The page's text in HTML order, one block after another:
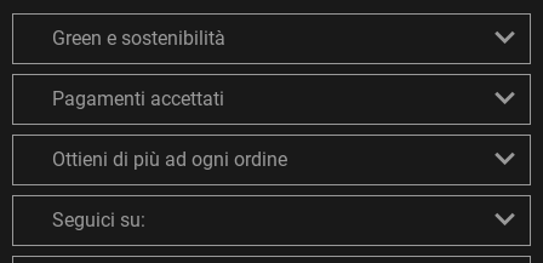
Green e sostenibilità
Pagamenti accettati
Ottieni di più ad ogni ordine
Seguici su: